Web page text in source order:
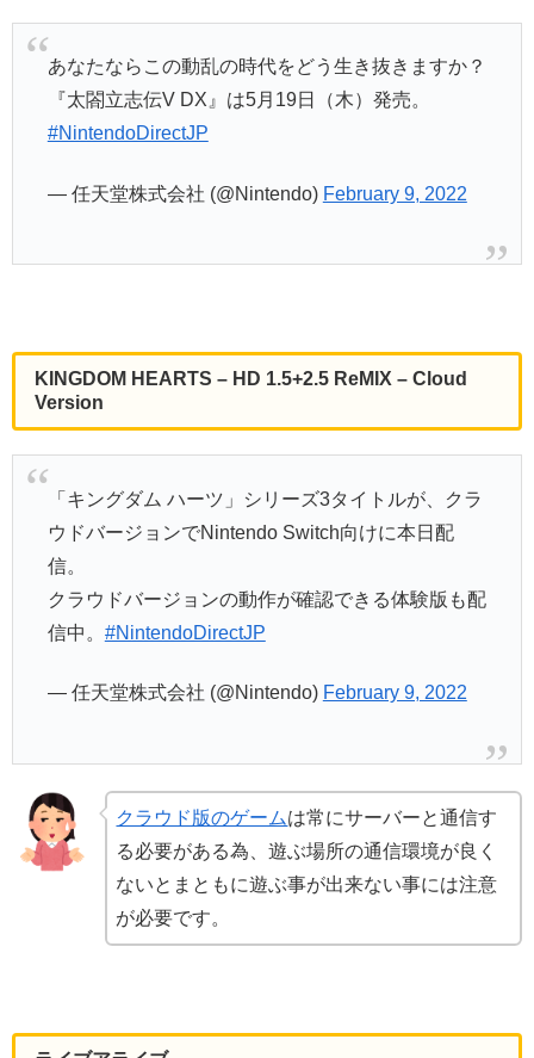
あなたならこの動乱の時代をどう生き抜きますか？
『太閤立志伝V DX』は5月19日（木）発売。
#NintendoDirectJP
— 任天堂株式会社 (@Nintendo) February 9, 2022
KINGDOM HEARTS – HD 1.5+2.5 ReMIX – Cloud
Version
「キングダム ハーツ」シリーズ3タイトルが、クラ
ウドバージョンでNintendo Switch向けに本日配
信。
クラウドバージョンの動作が確認できる体験版も配
信中。 #NintendoDirectJP
— 任天堂株式会社 (@Nintendo) February 9, 2022
クラウド版のゲームは常にサーバーと通信す
る必要がある為、遊ぶ場所の通信環境が良く
ないとまともに遊ぶ事が出来ない事には注意
が必要です。